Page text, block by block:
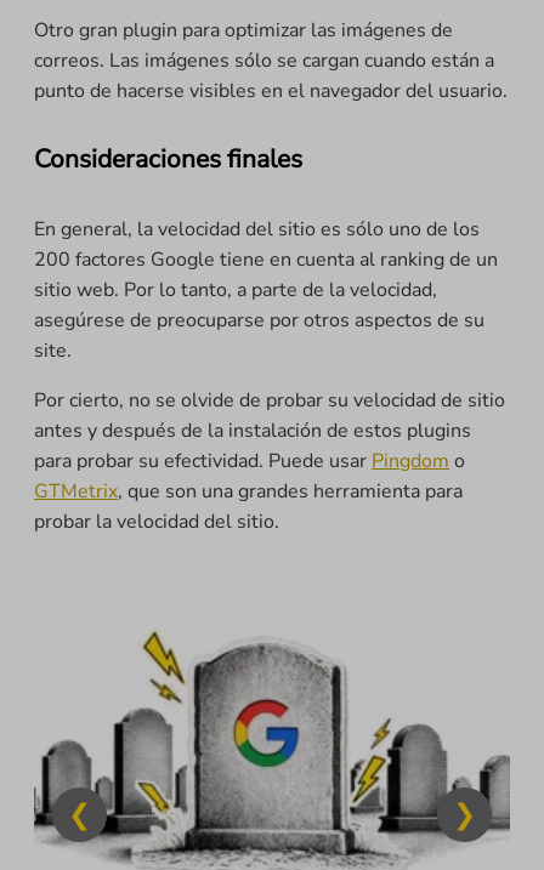
Otro gran plugin para optimizar las imágenes de
correos. Las imágenes sólo se cargan cuando están a
punto de hacerse visibles en el navegador del usuario.
Consideraciones finales
En general, la velocidad del sitio es sólo uno de los
200 factores Google tiene en cuenta al ranking de un
sitio web. Por lo tanto, a parte de la velocidad,
asegúrese de preocuparse por otros aspectos de su
site.
Por cierto, no se olvide de probar su velocidad de sitio
antes y después de la instalación de estos plugins
para probar su efectividad. Puede usar Pingdom o
GTMetrix, que son una grandes herramienta para
probar la velocidad del sitio.